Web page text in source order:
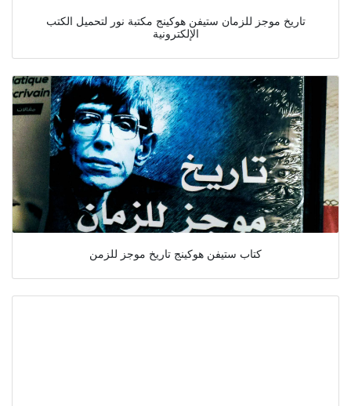
تاريخ موجز للزمان ستيفن هوكينج مكتبة نور لتحميل الكتب
الإلكترونية
كتاب ستيفن هوكينج تاريخ موجز للزمن